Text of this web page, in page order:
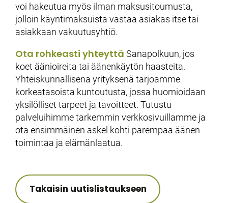
voi hakeutua myös ilman maksusitoumusta,
jolloin käyntimaksuista vastaa asiakas itse tai
asiakkaan vakuutusyhtiö.
Ota rohkeasti yhteyttä Sanapolkuun, jos
koet äänioireita tai äänenkäytön haasteita.
Yhteiskunnallisena yrityksenä tarjoamme
korkeatasoista kuntoutusta, jossa huomioidaan
yksilölliset tarpeet ja tavoitteet. Tutustu
palveluihimme tarkemmin verkkosivuillamme ja
ota ensimmäinen askel kohti parempaa äänen
toimintaa ja elämänlaatua.
Takaisin uutislistaukseen